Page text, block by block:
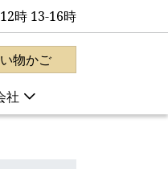
時 13-16時
物かご
社